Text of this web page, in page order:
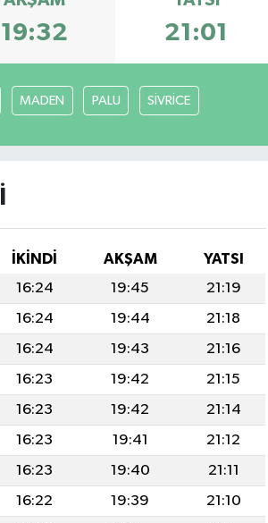
19:32 21:01
MADEN PALU SİVRİCE
İKINDI AKŞAM
YATSI
16:24 19:45
21:19
16:24 19:44
21:18
16:24 19:43
21:16
16:23 19:42
21:15
16:23 19:42
21:14
16:23 19:41
21:12
16:23 19:40
21:11
16:22 19:39
21:10